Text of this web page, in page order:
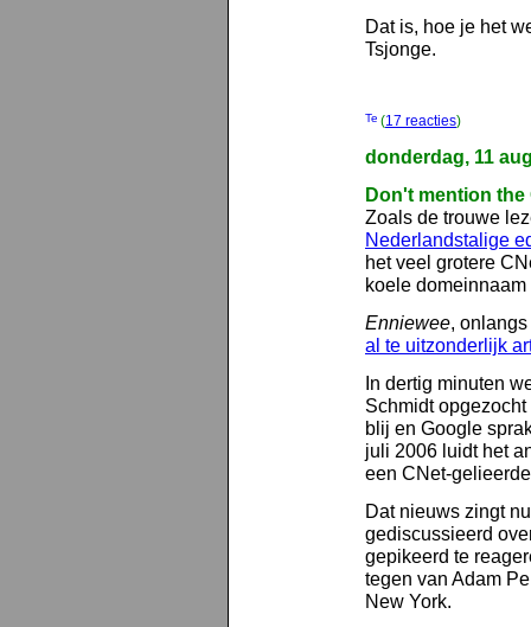
Dat is, hoe je het
Tsjonge.
(17 reacties)
donderdag, 11
Don't mention the
Zoals de trouwe
Nederlandstalige
het veel grotere
koele domeinnaam
Enniewee,
al te uitzonderlijk
In dertig minuten
Schmidt
blij en Google
juli 2006 luidt het
een CNet-
Dat nieuws zingt
gediscussieerd
gepikeerd te
tegen van Adam
New York.